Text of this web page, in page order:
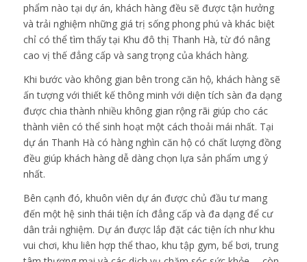
phẩm nào tại dự án, khách hàng đều sẽ được tận hưởng
và trải nghiệm những giá trị sống phong phú và khác biệt
chỉ có thể tìm thấy tại Khu đô thị Thanh Hà, từ đó nâng
cao vị thế đẳng cấp và sang trọng của khách hàng.
Khi bước vào không gian bên trong căn hộ, khách hàng sẽ
ấn tượng với thiết kế thông minh với diện tích sàn đa dạng
được chia thành nhiều không gian rộng rãi giúp cho các
thành viên có thể sinh hoạt một cách thoải mái nhất. Tại
dự án Thanh Hà có hàng nghìn căn hộ có chất lượng đồng
đều giúp khách hàng dễ dàng chọn lựa sản phẩm ưng ý
nhất.
Bên cạnh đó, khuôn viên dự án được chủ đầu tư mang
đến một hệ sinh thái tiện ích đẳng cấp và đa dạng để cư
dân trải nghiệm. Dự án được lắp đặt các tiện ích như khu
vui chơi, khu liên hợp thể thao, khu tập gym, bể bơi, trung